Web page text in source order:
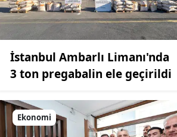
İstanbul Ambarlı Limanı'nda
3 ton pregabalin ele geçirildi
Ekonomi